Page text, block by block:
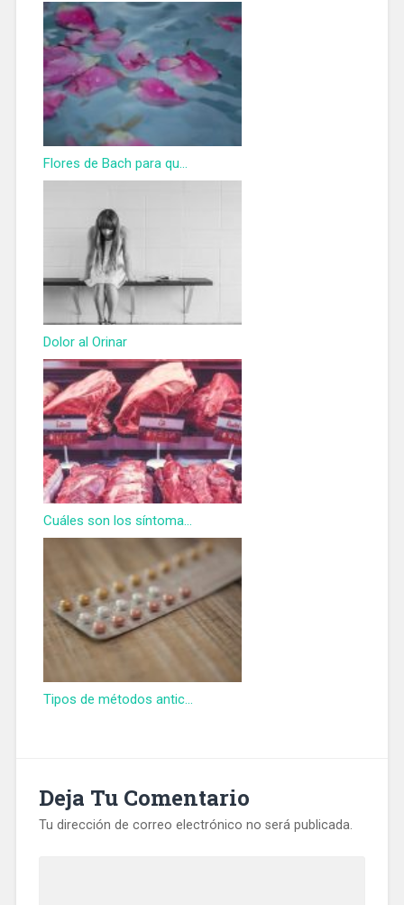
Flores de Bach para qu...
Dolor al Orinar
Cuáles son los síntoma...
Tipos de métodos antic...
Deja Tu Comentario
Tu dirección de correo electrónico no será publicada.